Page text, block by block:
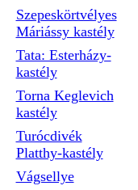
Szepeskörtvélyes
Máriássy kastély
Tata: Esterházy-
kastély
Torna Keglevich
kastély
Turócdivék
Platthy-kastély
Vágsellye